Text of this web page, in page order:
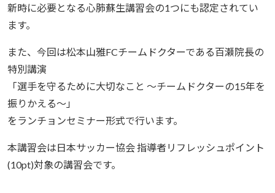
新時に必要となる心肺蘇生講習会の1つにも認定されてい
ます。
また、今回は松本山雅FCチームドクターである百瀬院長の
特別講演
「選手を守るために大切なこと ～チームドクターの15年を
振りかえる～」
をランチョンセミナー形式で行います。
本講習会は日本サッカー協会 指導者リフレッシュポイント
(10pt)対象の講習会です。